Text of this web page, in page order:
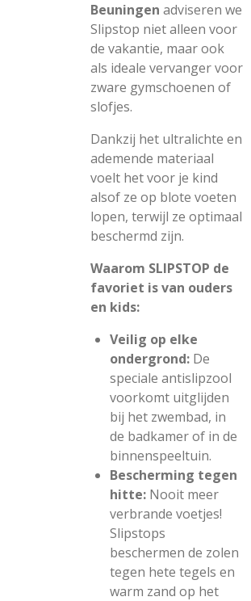
Beuningen adviseren we
Slipstop niet alleen voor
de vakantie, maar ook
als ideale vervanger voor
zware gymschoenen of
slofjes.
Dankzij het ultralichte en
ademende materiaal
voelt het voor je kind
alsof ze op blote voeten
lopen, terwijl ze optimaal
beschermd zijn.
Waarom SLIPSTOP de
favoriet is van ouders
en kids:
Veilig op elke
ondergrond: De
speciale antislipzool
voorkomt uitglijden
bij het zwembad, in
de badkamer of in de
binnenspeeltuin.
Bescherming tegen
hitte: Nooit meer
verbrande voetjes!
Slipstops
beschermen de zolen
tegen hete tegels en
warm zand op het